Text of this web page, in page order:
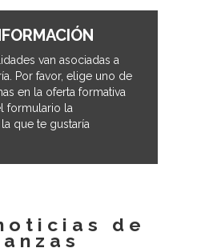
van asociadas a
Por favor, elige uno de
en la oferta formativa
formulario la
que te gustaría
de